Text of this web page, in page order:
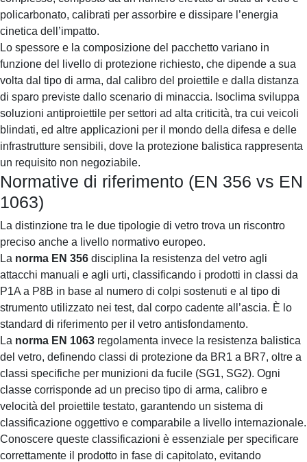
policarbonato, calibrati per assorbire e dissipare l’energia
cinetica dell’impatto.
Lo spessore e la composizione del pacchetto variano in
funzione del livello di protezione richiesto, che dipende a sua
volta dal tipo di arma, dal calibro del proiettile e dalla distanza
di sparo previste dallo scenario di minaccia. Isoclima sviluppa
soluzioni antiproiettile per settori ad alta criticità, tra cui veicoli
blindati, ed altre applicazioni per il mondo della difesa e delle
infrastrutture sensibili, dove la protezione balistica rappresenta
un requisito non negoziabile.
Normative di riferimento (EN 356 vs EN
1063)
La distinzione tra le due tipologie di vetro trova un riscontro
preciso anche a livello normativo europeo.
La norma EN 356 disciplina la resistenza del vetro agli
attacchi manuali e agli urti, classificando i prodotti in classi da
P1A a P8B in base al numero di colpi sostenuti e al tipo di
strumento utilizzato nei test, dal corpo cadente all’ascia. È lo
standard di riferimento per il vetro antisfondamento.
La norma EN 1063 regolamenta invece la resistenza balistica
del vetro, definendo classi di protezione da BR1 a BR7, oltre a
classi specifiche per munizioni da fucile (SG1, SG2). Ogni
classe corrisponde ad un preciso tipo di arma, calibro e
velocità del proiettile testato, garantendo un sistema di
classificazione oggettivo e comparabile a livello internazionale.
Conoscere queste classificazioni è essenziale per specificare
correttamente il prodotto in fase di capitolato, evitando